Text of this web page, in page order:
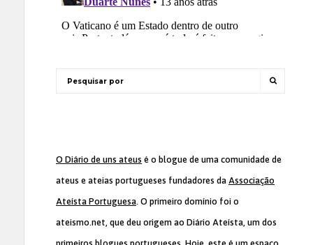
O Diário de uns ateus é o blogue de uma comunidade de
ateus e ateias portugueses fundadores da Associação
Ateísta Portuguesa. O primeiro domínio foi o
ateismo.net, que deu origem ao Diário Ateísta, um dos